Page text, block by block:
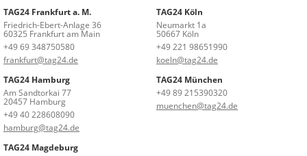
TAG24 Frankfurt a. M.
Friedrich-Ebert-Anlage 36
60325 Frankfurt am Main
+49 69 348750580
frankfurt@tag24.de
TAG24 Köln
Neumarkt 1a
50667 Köln
+49 221 98651990
koeln@tag24.de
TAG24 Hamburg
Am Sandtorkai 77
20457 Hamburg
+49 40 228608090
hamburg@tag24.de
TAG24 München
+49 89 215390320
muenchen@tag24.de
TAG24 Magdeburg